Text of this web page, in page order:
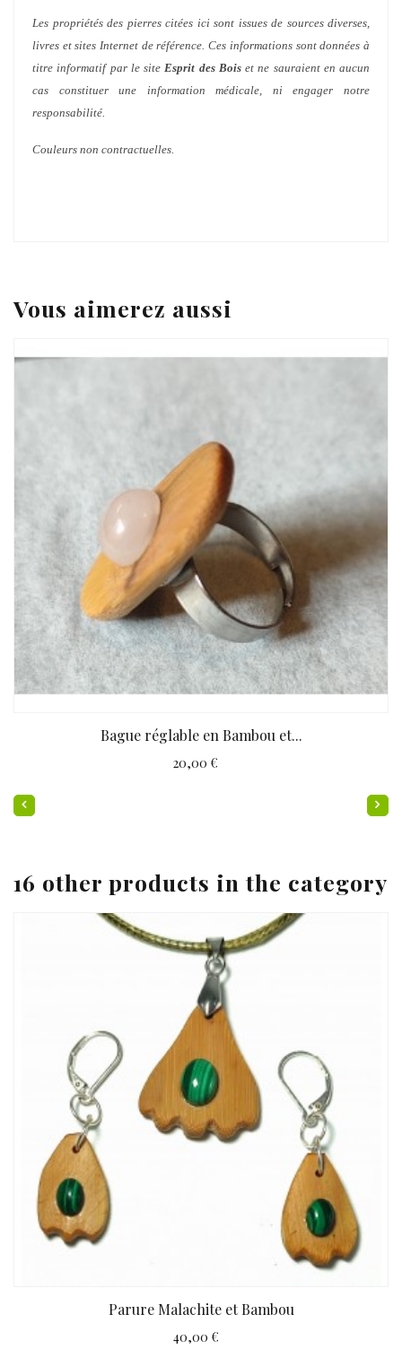
Les propriétés des pierres citées ici sont issues de sources diverses,
livres et sites Internet de référence. Ces informations sont données à
titre informatif par le siteEsprit des Boiset ne sauraient en aucun
cas constituer une information médicale, ni engager notre
responsabilité.
Couleurs non contractuelles.
Vous aimerez aussi
Bague réglable en Bambou et...
20,00 €
16 other products in the category
Parure Malachite et Bambou
40,00 €